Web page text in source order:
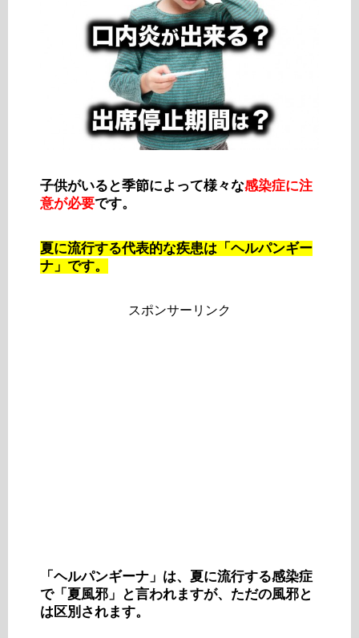
子供がいると季節によって様々な感染症に注
意が必要です。
夏に流行する代表的な疾患は「ヘルパンギー
ナ」です。
スポンサーリンク
「ヘルパンギーナ」は、夏に流行する感染症
で「夏風邪」と言われますが、ただの風邪と
は区別されます。